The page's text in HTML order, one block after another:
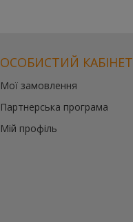
ОСОБИСТИЙ КАБІНЕТ
Мої замовлення
Партнерська програма
Мій профіль